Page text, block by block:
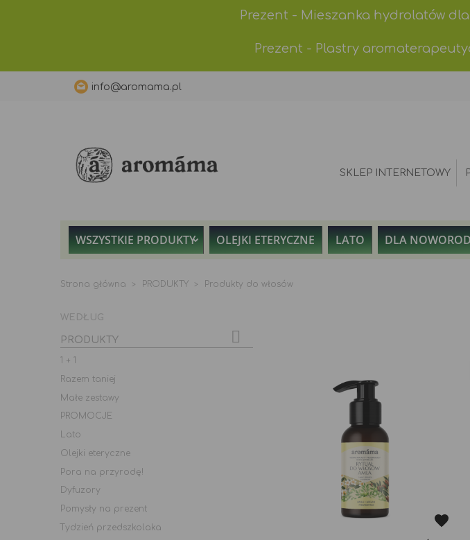
Prezent - Mieszanka hydrolatów
Prezent - Plastry
info@aromama.pl
SKLEP INTERNETOWY
WSZYSTKIE PRODUKTY OLEJKI ETERYCZNE LATO DLA
Strona główna PRODUKTY Produkty do włosów
WEDŁUG
PRODUKTY 
1 + 1
Razem taniej
Małe zestawy
PROMOCJE
Lato
Olejki eteryczne
Pora na przyrodę!
Dyfuzory
Pomysły na prezent
Tydzień przedszkolaka